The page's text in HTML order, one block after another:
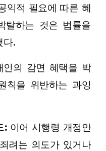
익적 필요에 따른 혜
탈하는 것은 법률을
다.
의 감면 혜택을 박
칙을 위반하는 과잉
:이어 시행령 개정안
려는 의도가 있거나